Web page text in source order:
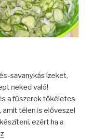
savanykás ízeket,
neked való!
a fűszerek tökéletes
amit télen is előveszel
ezért ha a